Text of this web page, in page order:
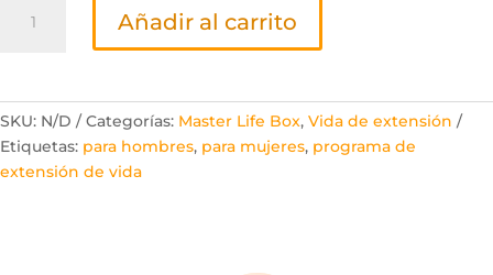
4
cantidad
Añadir al carrito
SKU: N/D Categorías: Master Life Box, Vida de extensión
Etiquetas: para hombres, para mujeres, programa de
extensión de vida